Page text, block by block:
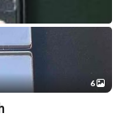
+2
6